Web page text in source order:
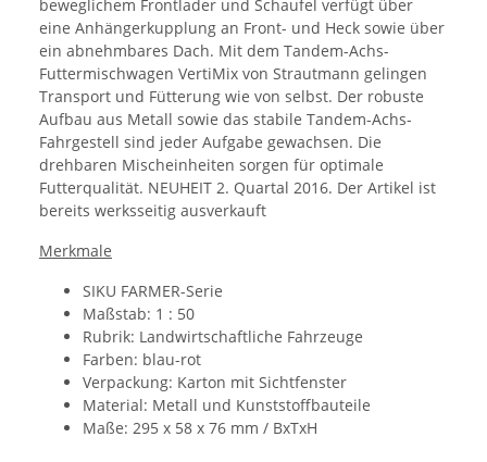
beweglichem Frontlader und Schaufel verfügt über
eine Anhängerkupplung an Front- und Heck sowie über
ein abnehmbares Dach. Mit dem Tandem-Achs-
Futtermischwagen VertiMix von Strautmann gelingen
Transport und Fütterung wie von selbst. Der robuste
Aufbau aus Metall sowie das stabile Tandem-Achs-
Fahrgestell sind jeder Aufgabe gewachsen. Die
drehbaren Mischeinheiten sorgen für optimale
Futterqualität. NEUHEIT 2. Quartal 2016. Der Artikel ist
bereits werksseitig ausverkauft
Merkmale
SIKU FARMER-Serie
Maßstab: 1 : 50
Rubrik: Landwirtschaftliche Fahrzeuge
Farben: blau-rot
Verpackung: Karton mit Sichtfenster
Material: Metall und Kunststoffbauteile
Maße: 295 x 58 x 76 mm / BxTxH